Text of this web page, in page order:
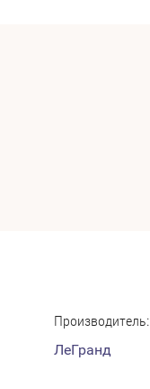
Производитель:
ЛеГранд